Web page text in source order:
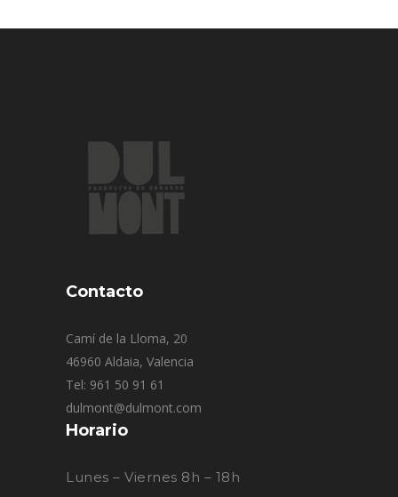
Contacto
Camí de la Lloma, 20
46960 Aldaia, Valencia
Tel: 961 50 91 61
dulmont@dulmont.com
Horario
Lunes – Viernes 8h – 18h